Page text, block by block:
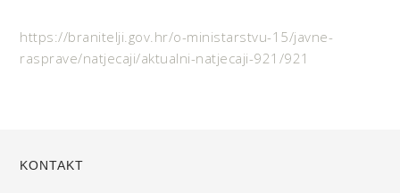
https://branitelji.gov.hr/o-ministarstvu-15/javne-
rasprave/natjecaji/aktualni-natjecaji-921/921
KONTAKT